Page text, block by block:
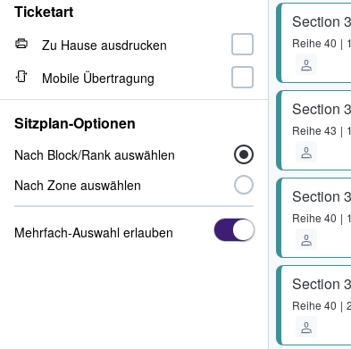
Section
Reihe 40
Section
Reihe 43
Section
Reihe 40
Section
Reihe 40
Ticketart
Zu Hause ausdrucken
Mobile Übertragung
Sitzplan-Optionen
Nach Block/Rank auswählen
Nach Zone auswählen
Mehrfach-Auswahl erlauben